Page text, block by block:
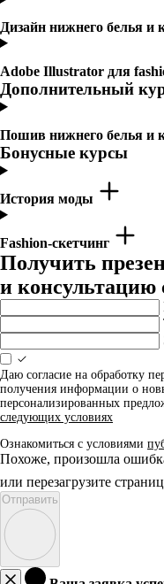
Дизайн нижнего белья и
Adobe Illustrator для
Дополнительный
Пошив нижнего белья и
Бонусные курсы
История моды
Fashion-скетчинг
Получить
и консультацию
Даю согласие на обработку
получения информации о
персонализированных
следующих условиях
Ознакомиться с условиями
Похоже, произошла
или перезагрузите
Отправить